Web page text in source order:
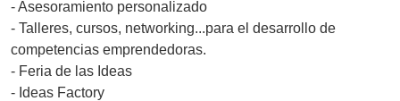
- Asesoramiento personalizado
- Talleres, cursos, networking...para el desarrollo de
competencias emprendedoras.
- Feria de las Ideas
- Ideas Factory